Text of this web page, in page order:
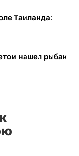
Таиланда:
нашел рыбак